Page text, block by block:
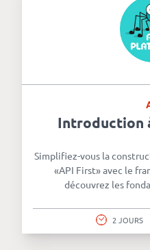
Introduction
Simplifiez-vous la
«API First» avec le
découvrez les
2 JOURS